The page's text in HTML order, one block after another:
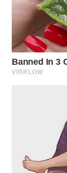
WN
DAIRI
WN
DANAU
LANGKAT